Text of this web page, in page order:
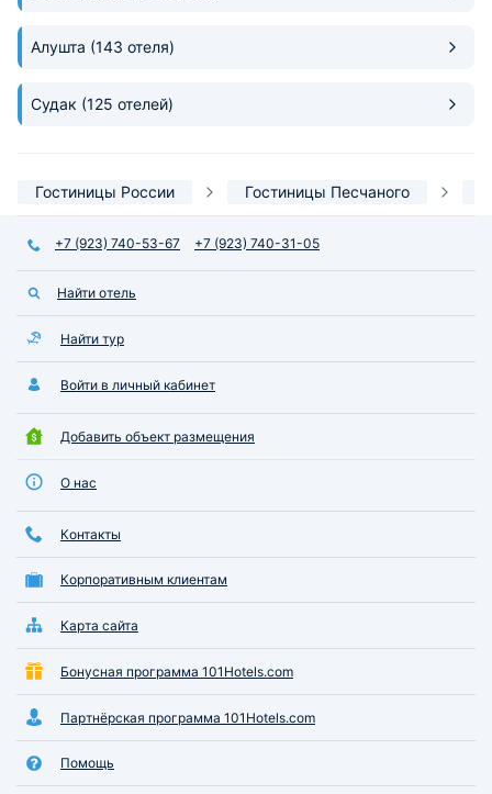
Алушта (143 отеля)
Судак (125 отелей)
Гостиницы России Гостиницы Песчаного
+7 (923) 740-53-67 +7 (923) 740-31-05
Найти отель
Найти тур
Войти в личный кабинет
Добавить объект размещения
О нас
Контакты
Корпоративным клиентам
Карта сайта
Бонусная программа 101Hotels.com
Партнёрская программа 101Hotels.com
Помощь